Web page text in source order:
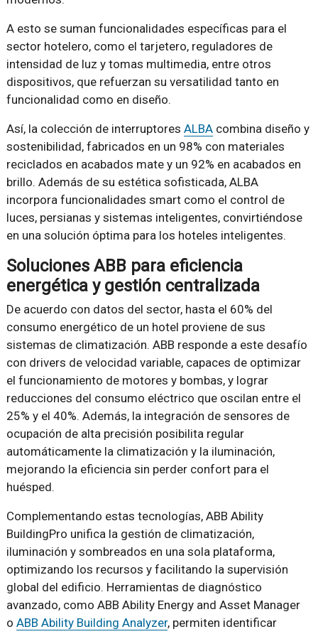
A esto se suman funcionalidades específicas para el
sector hotelero, como el tarjetero, reguladores de
intensidad de luz y tomas multimedia, entre otros
dispositivos, que refuerzan su versatilidad tanto en
funcionalidad como en diseño.
Así, la colección de interruptores ALBAcombina diseño y
sostenibilidad, fabricados en un 98% con materiales
reciclados en acabados mate y un 92% en acabados en
brillo. Además de su estética sofisticada, ALBA
incorpora funcionalidades smart como el control de
luces, persianas y sistemas inteligentes, convirtiéndose
en una solución óptima para los hoteles inteligentes.
Soluciones ABB para eficiencia
energética y gestión centralizada
De acuerdo con datos del sector, hasta el 60% del
consumo energético de un hotel proviene de sus
sistemas de climatización. ABB responde a este desafío
con drivers de velocidad variable, capaces de optimizar
el funcionamiento de motores y bombas, y lograr
reducciones del consumo eléctrico que oscilan entre el
25% y el 40%. Además, la integración de sensores de
ocupación de alta precisión posibilita regular
automáticamente la climatización y la iluminación,
mejorando la eficiencia sin perder confort para el
huésped.
Complementando estas tecnologías, ABB Ability
BuildingPro unifica la gestión de climatización,
iluminación y sombreados en una sola plataforma,
optimizando los recursos y facilitando la supervisión
global del edificio. Herramientas de diagnóstico
avanzado, como ABB Ability Energy and Asset Manager
o ABB Ability Building Analyzer, permiten identificar